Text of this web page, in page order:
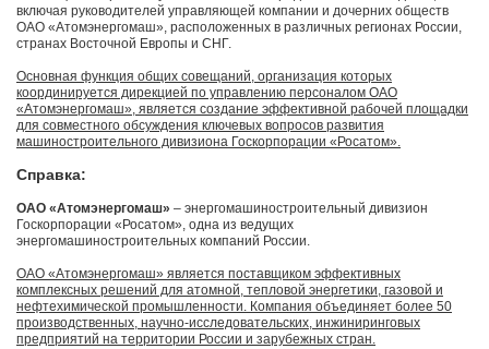
включая руководителей управляющей компании и дочерних обществ
ОАО «Атомэнергомаш», расположенных в различных регионах России,
странах Восточной Европы и СНГ.
Основная функция общих совещаний, организация которых
координируется дирекцией по управлению персоналом ОАО
«Атомэнергомаш», является создание эффективной рабочей площадки
для совместного обсуждения ключевых вопросов развития
машиностроительного дивизиона Госкорпорации «Росатом».
Справка:
ОАО «Атомэнергомаш» – энергомашиностроительный дивизион
Госкорпорации «Росатом», одна из ведущих
энергомашиностроительных компаний России.
ОАО «Атомэнергомаш» является поставщиком эффективных
комплексных решений для атомной, тепловой энергетики, газовой и
нефтехимической промышленности. Компания объединяет более 50
производственных, научно-исследовательских, инжиниринговых
предприятий на территории России и зарубежных стран.